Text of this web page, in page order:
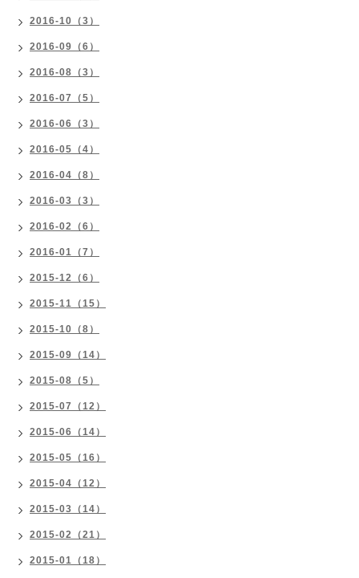
2016-10（3）
2016-09（6）
2016-08（3）
2016-07（5）
2016-06（3）
2016-05（4）
2016-04（8）
2016-03（3）
2016-02（6）
2016-01（7）
2015-12（6）
2015-11（15）
2015-10（8）
2015-09（14）
2015-08（5）
2015-07（12）
2015-06（14）
2015-05（16）
2015-04（12）
2015-03（14）
2015-02（21）
2015-01（18）